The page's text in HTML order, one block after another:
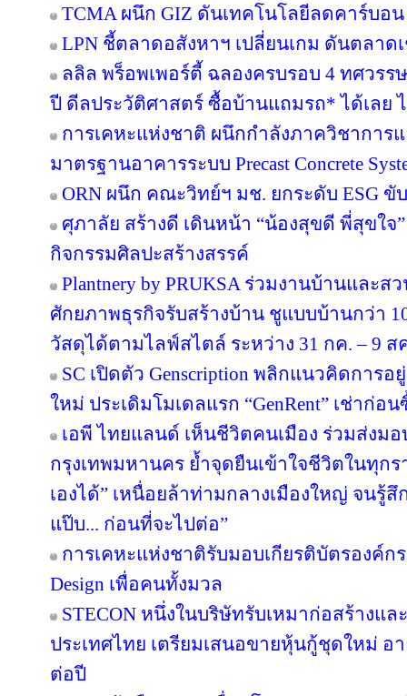
TCMA ผนึก GIZ ดันเทคโนโลยีลดคาร์บอน
LPN ชี้ตลาดอสังหาฯ เปลี่ยนเกม ดันตลา
ลลิล พร็อพเพอร์ตี้ ฉลองครบรอบ 4 ทศวรร
ปี ดีลประวัติศาสตร์ ซื้อบ้านแถมรถ* ได้เลย
การเคหะแห่งชาติ ผนึกกำลังภาควิชาการ
มาตรฐานอาคารระบบ Precast Concrete
ORN ผนึก คณะวิทย์ฯ มช. ยกระดับ ESG ขั
ศุภาลัย สร้างดี เดินหน้า “น้องสุขดี พี่สุขใจ
กิจกรรมศิลปะสร้างสรรค์
Plantnery by PRUKSA ร่วมงานบ้านและส
ศักยภาพธุรกิจรับสร้างบ้าน ชูแบบบ้านกว่า
วัสดุได้ตามไลฟ์สไตล์ ระหว่าง 31 กค. – 9 ส
SC เปิดตัว Genscription พลิกแนวคิดการ
ใหม่ ประเดิมโมเดลแรก “GenRent” เช่าก่อ
เอพี ไทยแลนด์ เห็นชีวิตคนเมือง ร่วมส่งมอ
กรุงเทพมหานคร ย้ำจุดยืนเข้าใจชีวิตในทุกร
เองได้” เหนื่อยล้าท่ามกลางเมืองใหญ่ จนรู้
แป๊บ... ก่อนที่จะไปต่อ”
การเคหะแห่งชาติรับมอบเกียรติบัตรองค์ก
Design เพื่อคนทั้งมวล
STECON หนึ่งในบริษัทรับเหมาก่อสร้างแ
ประเทศไทย เตรียมเสนอขายหุ้นกู้ชุดใหม่ อ
ต่อปี